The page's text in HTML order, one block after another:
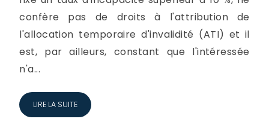
confère pas de droits à l'attribution de
l'allocation temporaire d'invalidité (ATI) et il
est, par ailleurs, constant que l'intéressée
n'a...
LIRE LA SUITE